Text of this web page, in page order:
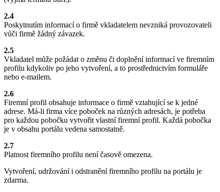
2.4
Poskytnutím informací o firmě vkladatelem nevzniká provozovateli
vůči firmě žádný závazek.
2.5
Vkladatel může požádat o změnu či doplnění informací ve firemním
profilu kdykoliv po jeho vytvoření, a to prostřednictvím formuláře
nebo e-mailem.
2.6
Firemní profil obsahuje informace o firmě vztahující se k jedné
adrese. Má-li firma více poboček na různých adresách, je potřeba
pro každou pobočku vytvořit vlastní firemní profil. Každá pobočka
je v obsahu portálu vedena samostatně.
2.7
Platnost firemního profilu není časově omezena.
Vytvoření, udržování i odstranění firemního profilu na portálu je
zdarma.